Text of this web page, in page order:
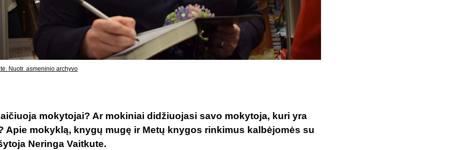
Nuotr. asmeninio archyvo
mokytojai? Ar mokiniai didžiuojasi savo mokytoja, kuri yra
Apie mokyklą, knygų mugę ir Metų knygos rinkimus kalbėjomės su
Neringa Vaitkute.